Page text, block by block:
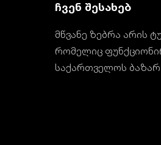
ჩვენ შესახებ
მწვანე ზებრა არის
რომელიც
საქართველოს